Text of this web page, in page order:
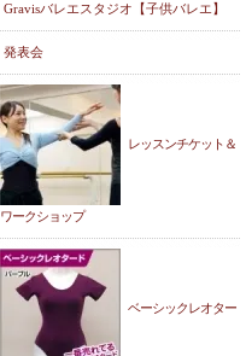
Gravisバレエスタジオ【子供バレエ】
発表会
レッスンチケット＆
ワークショップ
ベーシックレオター